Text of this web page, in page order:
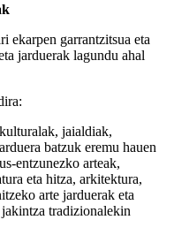
ekarpen garrantzitsua eta
jarduerak lagundu ahal
jaialdiak,
batzuk eremu hauen
entzunezko arteak,
eta hitza, arkitektura,
arte jarduerak eta
tradizionalekin